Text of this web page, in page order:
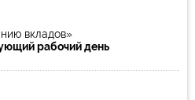
вкладов»
рабочий день